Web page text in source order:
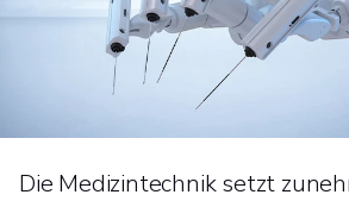
Die Medizintechnik setzt